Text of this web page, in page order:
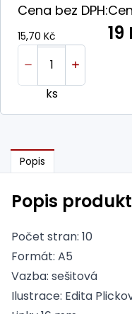
Cena bez DPH:
15,70 Kč 19
ks
Popis
Popis
Počet stran: 10
Formát: A5
Vazba: sešitová
Ilustrace: Edita